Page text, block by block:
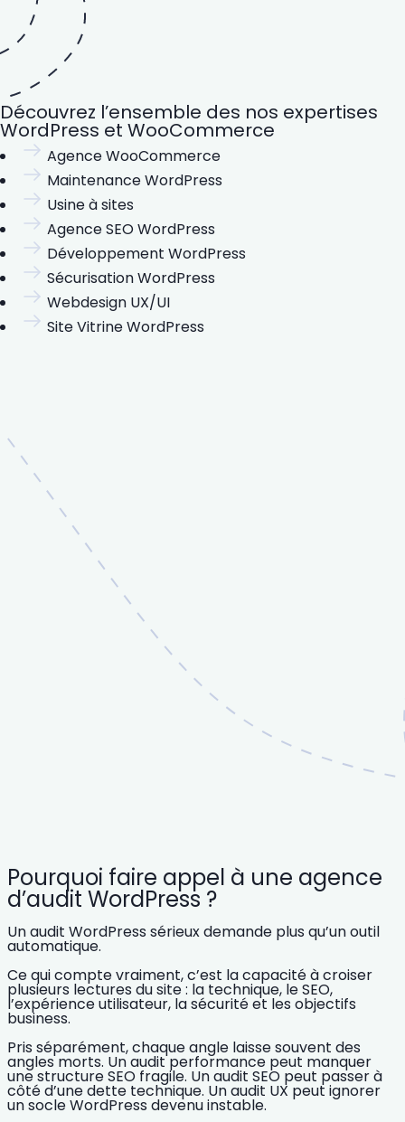
Découvrez l’ensemble des nos expertises
WordPress et WooCommerce
Agence WooCommerce
Maintenance WordPress
Usine à sites
Agence SEO WordPress
Développement WordPress
Sécurisation WordPress
Webdesign UX/UI
Site Vitrine WordPress
Pourquoi faire appel à une agence
d’audit WordPress ?
Un audit WordPress sérieux demande plus qu’un outil
automatique.
Ce qui compte vraiment, c’est la capacité à croiser
plusieurs lectures du site : la technique, le SEO,
l’expérience utilisateur, la sécurité et les objectifs
business.
Pris séparément, chaque angle laisse souvent des
angles morts. Un audit performance peut manquer
une structure SEO fragile. Un audit SEO peut passer à
côté d’une dette technique. Un audit UX peut ignorer
un socle WordPress devenu instable.